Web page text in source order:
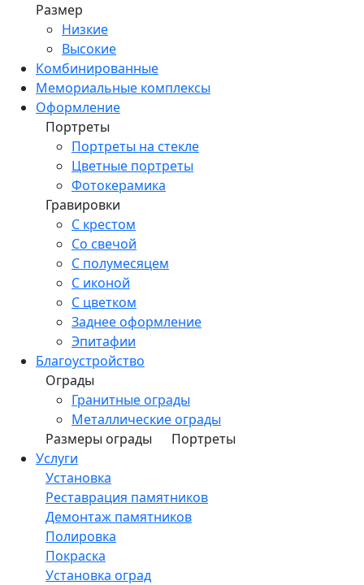
Размер
Низкие
Высокие
Комбинированные
Мемориальные комплексы
Оформление
Портреты
Портреты на стекле
Цветные портреты
Фотокерамика
Гравировки
С крестом
Со свечой
С полумесяцем
С иконой
С цветком
Заднее оформление
Эпитафии
Благоустройство
Ограды
Гранитные ограды
Металлические ограды
Размеры ограды
Портреты
Услуги
Установка
Реставрация памятников
Демонтаж памятников
Полировка
Покраска
Установка оград